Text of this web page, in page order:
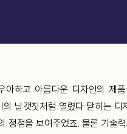
아하고 아름다운 디자인의 제
의 날갯짓처럼 열렸다 닫히는 디
정점을 보여주었죠. 물론 기술